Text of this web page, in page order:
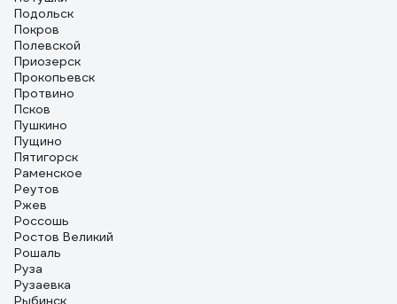
Подольск
Покров
Полевской
Приозерск
Прокопьевск
Протвино
Псков
Пушкино
Пущино
Пятигорск
Раменское
Реутов
Ржев
Россошь
Ростов Великий
Рошаль
Руза
Рузаевка
Рыбинск